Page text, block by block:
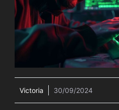
Victoria 30/09/2024